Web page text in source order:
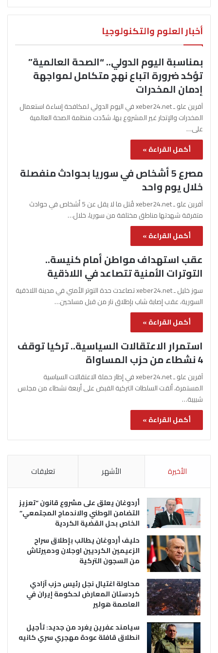
أخبار العلوم والتكنولوجيا
بمناسبة اليوم الدولي.. “الصحة العالمية”
تؤكد ضرورة اتباع نهج متكامل لمواجهة
إدمان المخدرات
آفرين علو ـ xeber24.net في اليوم الدولي لمكافحة إساءة استعمال
المخدرات والإتجار غير المشروع بها، شدّدت منظمة الصحة العالمية
على…
أكمل القراءة »
مصرع 5 أشخاص في سوريا بحوادث منفصلة
خلال يوم واحد
آفرين علو ـ xeber24.net قُتل ما لا يقل عن 5 أشخاص في حوادث
متفرقة شهدتها مناطق مختلفة من سوريا، خلال…
أكمل القراءة »
عقب استهداف مواطن أمام كنيسة..
التوترات الأمنية تتصاعد في اللاذقية
سوز خليل ـ xeber24.net تصاعدت حدة التوتر الأمني في مدينة اللاذقية
السورية، عقب إصابة شاب بإطلاق نار من قبل مسلحين…
أكمل القراءة »
استمرار الاعتقالات السياسية.. تركيا توقف
4 نشطاء من حزب المساواة
آفرين علو ـ xeber24.net في إطار حملة الاعتقالات السياسية
المستمرة، ألقت السلطات التركية القبض على أربعة نشطاء من مجلس
شبيبة…
أكمل القراءة »
الأخيرة الأشهر تعليقات
أردوغان يعلق على مشروع قانون “تعزيز
التضامن الوطني والاندماج المجتمعي”
الخاص بحل القضية الكردية
حليف أردوغان يطالب بإطلاق سراح
الزعيمين الكرديين اوجلان ودميرتاش
من السجون التركية
محاولة اغتيال نجل رئيس حزب آزادي
كردستان المعارض لحكومة إيران في
العاصمة هولير
سيامند عفرين يغرد من جديد: تأجيل
انطلاق قافلة عودة مهجري سري كانيه